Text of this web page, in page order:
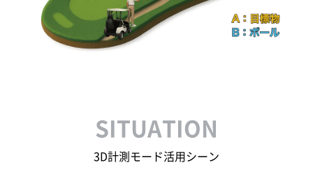
SITUATION
3D計測モード活用シーン